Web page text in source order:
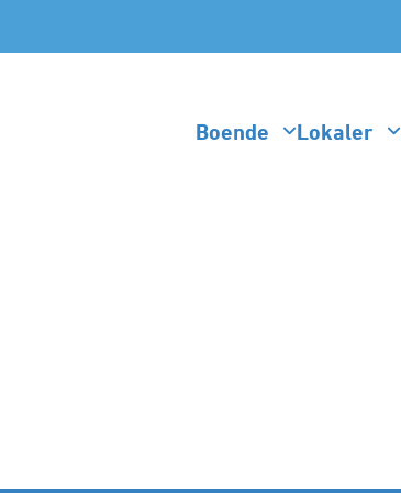
Boende Lokaler